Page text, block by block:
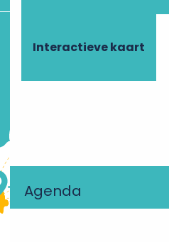
Interactieve kaart
Agenda
Vliegtuig